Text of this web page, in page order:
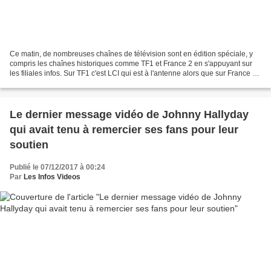
Ce matin, de nombreuses chaînes de télévision sont en édition spéciale, y
compris les chaînes historiques comme TF1 et France 2 en s'appuyant sur
les filiales infos. Sur TF1 c'est LCI qui est à l'antenne alors que sur France 2
Le dernier message vidéo de Johnny Hallyday
qui avait tenu à remercier ses fans pour leur
soutien
Publié le 07/12/2017 à 00:24
Par Les Infos Videos